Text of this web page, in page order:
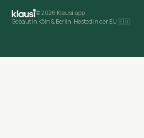
©2026 Klausi.app
Gebaut in Köln & Berlin. Hosted in der EU 🇪🇺